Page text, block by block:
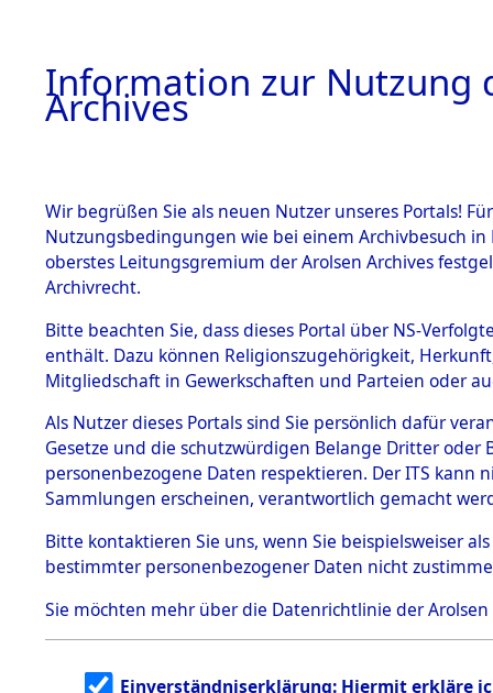
BESTÄNDE
1.
mente
5. Verschiedenes
5.3
Todesmärsche
5.3.1 Alliierte
Erhebungen
zu
Todesmärsch
en
5.3.2
Identifizierun
g
und
Information zur Nutzung
Archives
Wir begrüßen Sie als neuen Nutzer unseres Portals!
Nutzungsbedingungen wie bei einem Archivbesuch
oberstes Leitungsgremium der Arolsen Archives
Archivrecht.
Bitte beachten Sie, dass dieses Portal über NS-
enthält. Dazu können Religionszugehörigkeit,
Mitgliedschaft in Gewerkschaften und Parteien oder
Als Nutzer dieses Portals sind Sie persönlich dafür
Gesetze und die schutzwürdigen Belange Dritter
personenbezogene Daten respektieren. Der ITS
Sammlungen erscheinen, verantwortlich gemacht
Bitte kontaktieren Sie uns, wenn Sie beispielsweiser
bestimmter personenbezogener Daten nicht
Sie möchten mehr über die Datenrichtlinie der Arolsen
Einverständniserklärung: Hiermit erkläre